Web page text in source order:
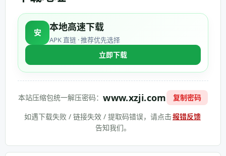
安 本地高速下载
APK 直链 · 推荐优先选择
立即下载
本站压缩包统一解压密码：www.xzji.com
复制密码
如遇下载失败 / 链接失效 / 提取码错误，请点击报错反馈
告知我们。